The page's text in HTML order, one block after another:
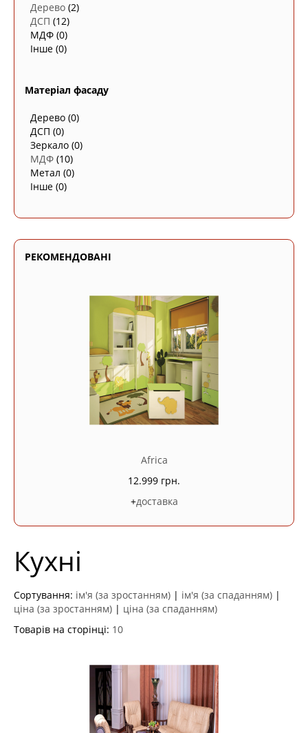
Дерево (2)
ДСП (12)
МДФ (0)
Інше (0)
Матеріал фасаду
Дерево (0)
ДСП (0)
Зеркало (0)
МДФ (10)
Метал (0)
Інше (0)
РЕКОМЕНДОВАНІ
Africa
12.999 грн.
+доставка
Кухні
Сортування: ім'я (за зростанням) | ім'я (за спаданням) |
ціна (за зростанням) | ціна (за спаданням)
Товарів на сторінці: 10